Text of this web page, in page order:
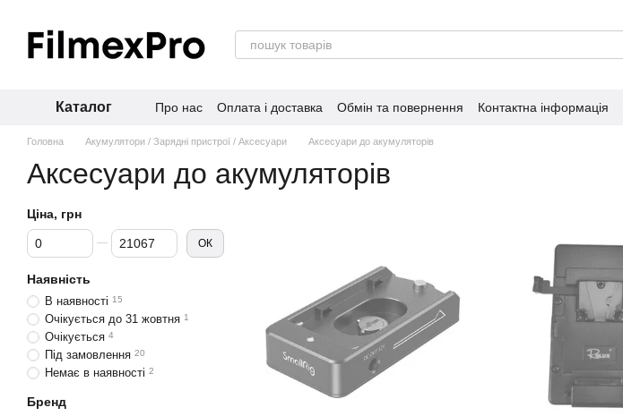
Каталог Про нас Оплата і доставка Обмін та повернення Контактна інформація
Головна Акумулятори / Зарядні пристрої / Аксесуари Аксесуари до акумуляторів
Аксесуари до акумуляторів
Ціна, грн
Від Ціна, грн
До Ціна, грн ОК
Наявність
В наявності 15
Очікується до 31 жовтня 1
Очікується 4
Під замовлення 20
Немає в наявності 2
Бренд